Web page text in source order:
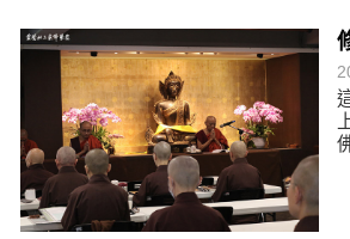
煩惱如同下雨，當雨過天晴，雨
懂得消化煩惱，便能讓生活自在
負面是惡業，消極是惡業，悲觀
生命是不斷流動地，安靜下來，
不執著、不妄想，當下即圓滿。